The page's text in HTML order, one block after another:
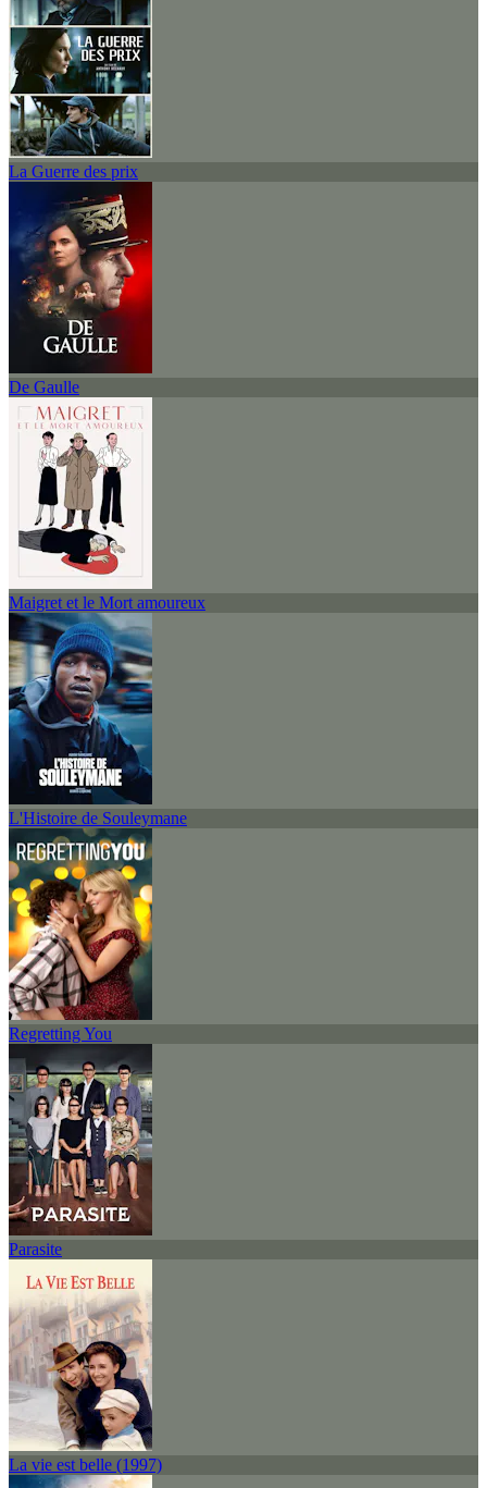
La Guerre des prix
De Gaulle
Maigret et le Mort amoureux
L'Histoire de Souleymane
Regretting You
Parasite
La vie est belle (1997)